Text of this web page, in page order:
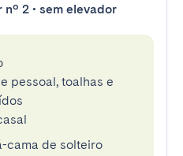
2 • sem elevador
pessoal, toalhas e
cama de solteiro